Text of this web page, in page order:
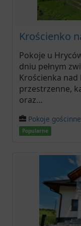
Krościenko
Pokoje u
dniu pełnym
Krościenka nad
przestrzenne,
oraz…
Pokoje gościnne
Popularne